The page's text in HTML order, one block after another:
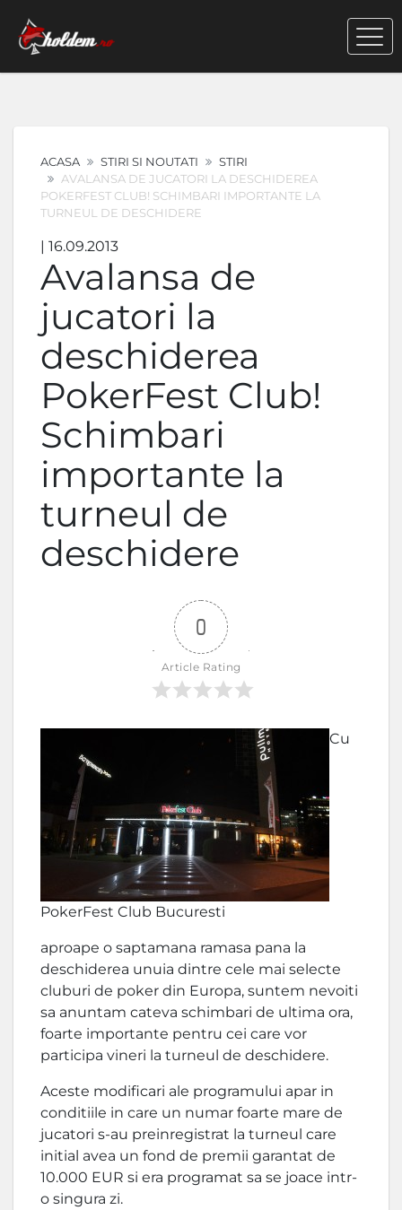
ACASA STIRI SI NOUTATI
STIRI
AVALANSA DE JUCATORI LA DESCHIDEREA
POKERFEST CLUB! SCHIMBARI IMPORTANTE LA
TURNEUL DE DESCHIDERE
| 16.09.2013
Avalansa de
jucatori la
deschiderea
PokerFest Club!
Schimbari
importante la
turneul de
deschidere
0
Article Rating
PokerFest Club Bucuresti
Cu
aproape o saptamana ramasa pana la
deschiderea unuia dintre cele mai selecte
cluburi de poker din Europa, suntem nevoiti
sa anuntam cateva schimbari de ultima ora,
foarte importante pentru cei care vor
participa vineri la turneul de deschidere.
Aceste modificari ale programului apar in
conditiile in care un numar foarte mare de
jucatori s-au preinregistrat la turneul care
initial avea un fond de premii garantat de
10.000 EUR si era programat sa se joace intr-
o singura zi.